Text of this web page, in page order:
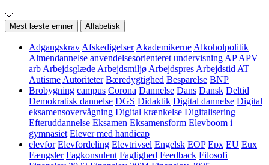
Mest læste emner Alfabetisk
Adgangskrav Afskedigelser Akademikerne Alkoholpolitik
Almendannelse anvendelsesorienteret undervisning AP APV
arb Arbejdsglæde Arbejdsmiljø Arbejdspres Arbejdstid AT
Autisme Autoriteter Bæredygtighed Besparelse BNP
Brobygning campus Corona Dannelse Dans Dansk Deltid
Demokratisk dannelse DGS Didaktik Digital dannelse Digital
eksamensovervågning Digital krænkelse Digitalisering
Efteruddannelse Eksamen Eksamensform Elevboom i
gymnasiet Elever med handicap
elevfor Elevfordeling Elevtrivsel Engelsk EOP Epx EU Eux
Fængsler Fagkonsulent Faglighed Feedback Filosofi